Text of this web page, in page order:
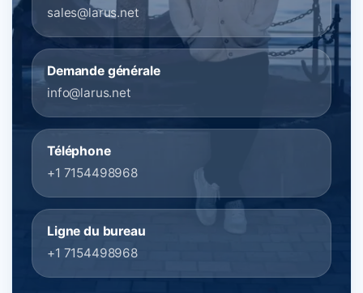
sales@larus.net
Demande générale
info@larus.net
Téléphone
+1 7154498968
Ligne du bureau
+1 7154498968